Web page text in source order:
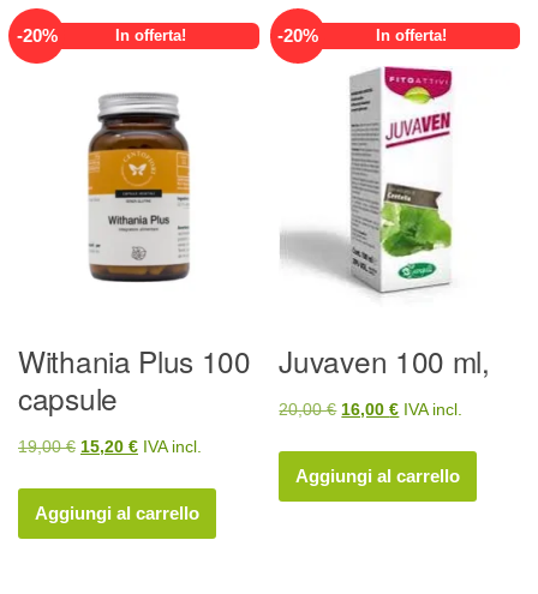
-20% In offerta!
Withania Plus 100
capsule
19,00€ Il
originale
era:
15,20 €Il
attuale
è:
IVA incl.
Aggiungi al carrello
-20% In offerta!
Juvaven 100 ml,
20,00€ Il
originale
era:
16,00€Il
attuale
è:
IVA incl.
Aggiungi al carrello